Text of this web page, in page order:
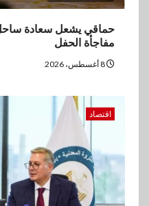
4 بنوك
البنك
يورو
2026
حماقي يشعل سعادة
مفاجأة الحفل
اقتصاد